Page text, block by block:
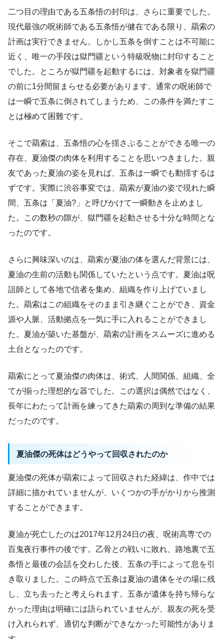
二つ目の理由である五条悟の封印は、さらに重要でした。
現代最強の呪術師である五条悟が健在である限り、羂索の
計画は実行できません。しかし五条を倒すことは不可能に
近く、唯一の手段は獄門疆という特級呪物に封印すること
でした。ところが獄門疆を起動するには、対象者を獄門疆
の前に1分間留まらせる必要があります。通常の呪術師で
は一瞬で五条に倒されてしまうため、この条件を満たすこ
とは極めて困難です。
そこで羂索は、五条悟の心を揺さぶることができる唯一の
存在、夏油傑の肉体を利用することを思いつきました。親
友であった夏油の姿を見れば、五条は一瞬でも動揺するは
ずです。実際に渋谷事変では、羂索が夏油の姿で現れた瞬
間、五条は「夏油?」と呼びかけて一瞬動きを止めまし
た。この数秒の隙が、獄門疆を起動させる十分な時間とな
ったのです。
さらに興味深いのは、羂索が夏油の体を選んだ背景には、
夏油の生前の活動も関係していたという点です。夏油は呪
詛師として各地で信者を集め、組織を作り上げていまし
た。羂索はこの組織をそのまま引き継ぐことができ、資金
源や人脈、活動拠点を一気に手に入れることができまし
た。夏油が築いた基盤が、羂索の計画をスムーズに進める
土台となったのです。
羂索にとって夏油傑の肉体は、術式、人間関係、組織、全
てが揃った理想的な器でした。この選択は偶然ではなく、
長年にわたって計画を練ってきた羂索の周到な準備の結果
だったのです。
夏油傑の死体はどうやって回収されたのか
夏油傑の死体が羂索によって回収された経緯は、作中では
詳細に描かれていませんが、いくつかの手がかりから推測
することができます。
夏油が死亡したのは2017年12月24日の夜、呪術高専での
百鬼夜行事件の後です。乙骨との戦いに敗れ、路地裏で五
条悟と最後の会話を交わした後、五条の手によって息を引
き取りました。この時点で五条は夏油の遺体をその場に残
し、立ち去ったと考えられます。五条が遺体を持ち帰らな
かった理由は明確には語られていませんが、親友の死を受
け入れられず、適切な判断ができなかった可能性がありま